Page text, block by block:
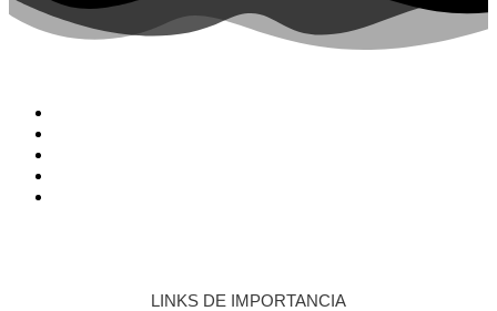
LINKS DE IMPORTANCIA